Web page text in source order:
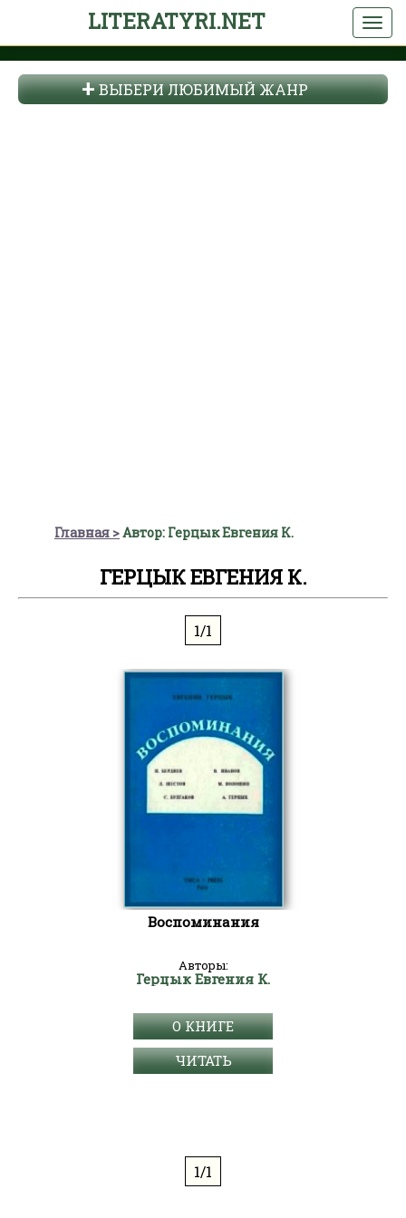
LITERATYRI.NET
ВЫБЕРИ ЛЮБИМЫЙ ЖАНР
Главная Автор: Герцык Евгения К.
ГЕРЦЫК ЕВГЕНИЯ К.
1/1
Воспоминания
Авторы:
Герцык Евгения К.
О КНИГЕ
ЧИТАТЬ
1/1